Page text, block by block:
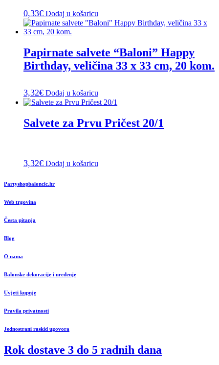
0,33€ Dodaj u košaricu
Papirnate salvete “Baloni” Happy
Birthday, veličina 33 x 33 cm, 20 kom.
3,32€ Dodaj u košaricu
Salvete za Prvu Pričest 20/1
3,32€ Dodaj u košaricu
Partyshopbaloncic.hr
Web trgovina
Česta pitanja
Blog
O nama
Balonske dekoracije i uređenje
Uvjeti kupnje
Pravila privatnosti
Jednostrani raskid ugovora
Rok dostave 3 do 5 radnih dana